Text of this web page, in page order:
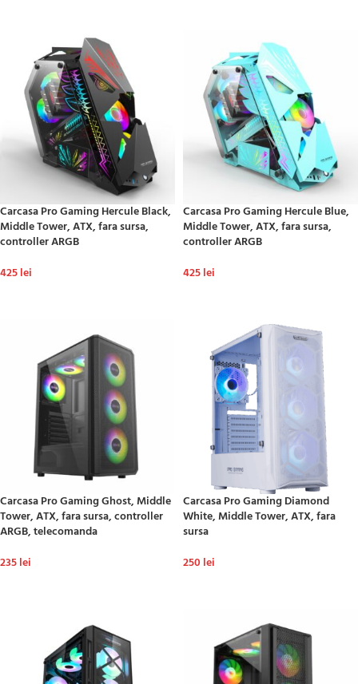
Carcasa Pro Gaming Hercule Black,
Middle Tower, ATX, fara sursa,
controller ARGB
425lei
Carcasa Pro Gaming Hercule Blue,
Middle Tower, ATX, fara sursa,
controller ARGB
425lei
Carcasa Pro Gaming Ghost, Middle
Tower, ATX, fara sursa, controller
ARGB, telecomanda
235lei
Carcasa Pro Gaming Diamond
White, Middle Tower, ATX, fara
sursa
250 lei